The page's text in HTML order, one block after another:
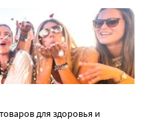
для здоровья и